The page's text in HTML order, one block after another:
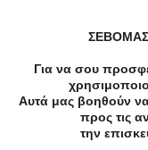
Αδυνάτισμα
Υγεία
Δάφνη
Για να σου
Αυτά μας βοηθούν
προς τις
την